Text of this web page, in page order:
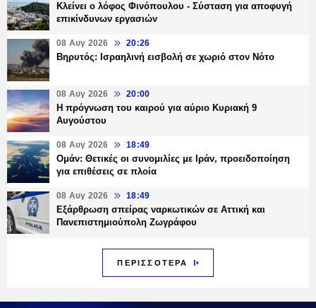
Κλείνει ο λόφος Φινόπουλου - Σύσταση για αποφυγή
επικίνδυνων εργασιών
08 Αυγ 2026 20:26
Βηρυτός: Ισραηλινή εισβολή σε χωριό στον Νότο
08 Αυγ 2026 20:00
Η πρόγνωση του καιρού για αύριο Κυριακή 9
Αυγούστου
08 Αυγ 2026 18:49
Ομάν: Θετικές οι συνομιλίες με Ιράν, προειδοποίηση
για επιθέσεις σε πλοία
08 Αυγ 2026 18:49
Εξάρθρωση σπείρας ναρκωτικών σε Αττική και
Πανεπιστημιούπολη Ζωγράφου
ΠΕΡΙΣΣΟΤΕΡΑ